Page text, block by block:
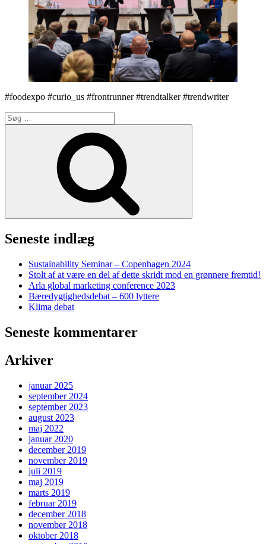
#foodexpo #curio_us #frontrunner #trendtalker #trendwriter
Søg
efter:
Seneste indlæg
Sustainability Seminar – Copenhagen 2024
Stolt af at være en del af dette skridt mod en grønnere fremtid!
Arla global marketing conference 2023
Bæredygtighedsdebat – 600 lyttere
Klima debat
Seneste kommentarer
Arkiver
januar 2025
september 2024
september 2023
august 2023
maj 2022
januar 2020
december 2019
november 2019
juli 2019
maj 2019
marts 2019
februar 2019
december 2018
november 2018
oktober 2018